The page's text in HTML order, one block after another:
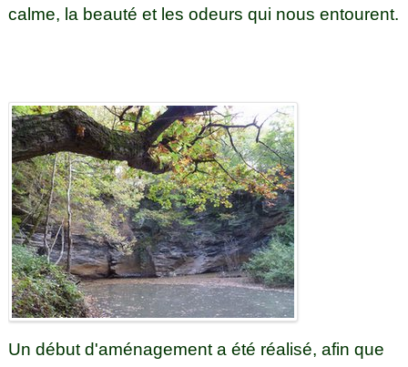
calme, la beauté et les odeurs qui nous entourent.
Un début d'aménagement a été réalisé, afin que